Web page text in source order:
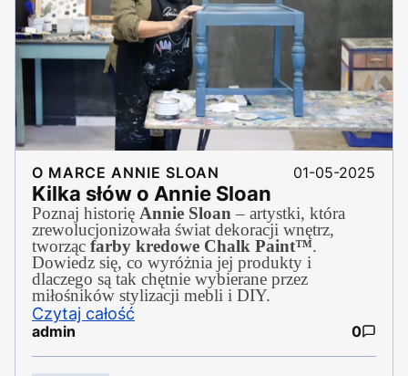
O MARCE ANNIE SLOAN 01-05-2025
Kilka słów o Annie Sloan
Poznaj historię Annie Sloan – artystki, która
zrewolucjonizowała świat dekoracji wnętrz,
tworząc farby kredowe Chalk Paint™.
Dowiedz się, co wyróżnia jej produkty i
dlaczego są tak chętnie wybierane przez
miłośników stylizacji mebli i DIY.
Czytaj całość
admin 0